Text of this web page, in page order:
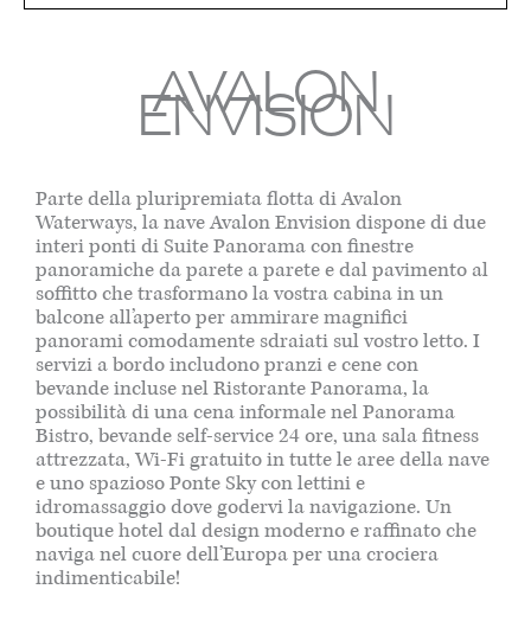
AVALON
ENVISION
Parte della pluripremiata flotta di Avalon
Waterways, la nave Avalon Envision dispone di due
interi ponti di Suite Panorama con finestre
panoramiche da parete a parete e dal pavimento al
soffitto che trasformano la vostra cabina in un
balcone all’aperto per ammirare magnifici
panorami comodamente sdraiati sul vostro letto. I
servizi a bordo includono pranzi e cene con
bevande incluse nel Ristorante Panorama, la
possibilità di una cena informale nel Panorama
Bistro, bevande self-service 24 ore, una sala fitness
attrezzata, Wi-Fi gratuito in tutte le aree della nave
e uno spazioso Ponte Sky con lettini e
idromassaggio dove godervi la navigazione. Un
boutique hotel dal design moderno e raffinato che
naviga nel cuore dell’Europa per una crociera
indimenticabile!